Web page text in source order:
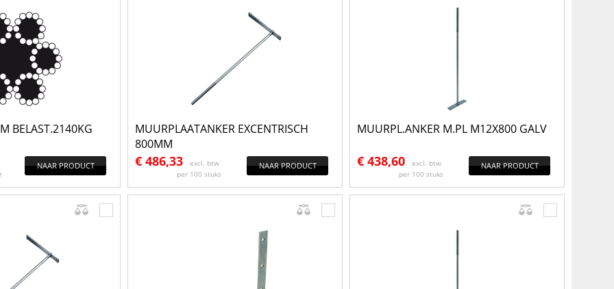
BELAST.2140KG
NAAR PRODUCT
MUURPLAATANKER EXCENTRISCH
800MM
€ 486,33
excl. btw
per 100 stuks
NAAR PRODUCT
MUURPL.ANKER M.PL M12X800 GALV
€ 438,60
excl. btw
per 100 stuks
NAAR PRODUCT